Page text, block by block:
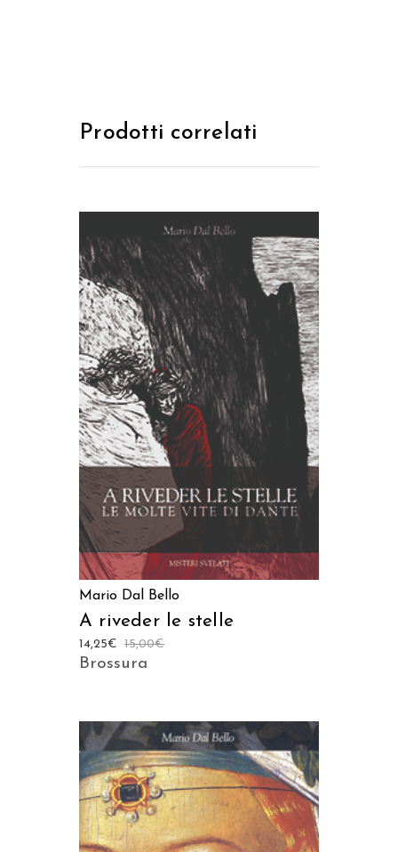
Prodotti correlati
AGGIUNGI AL CARRELLO
Mario Dal Bello
A riveder le stelle
15,00€
14,25€
Brossura